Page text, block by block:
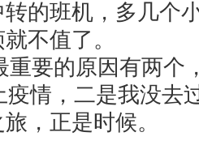
的班机，多几个
不值了。
重要的原因有两个
疫情，二是我没去
，正是时候。